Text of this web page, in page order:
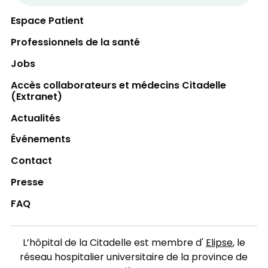
votre carte de paiement.
Espace Patient
Professionnels de la santé
Jobs
Accès collaborateurs et médecins Citadelle
(Extranet)
Actualités
Événements
Contact
Presse
FAQ
L’hôpital de la Citadelle est membre d'Elipse, le
réseau hospitalier universitaire de la province de